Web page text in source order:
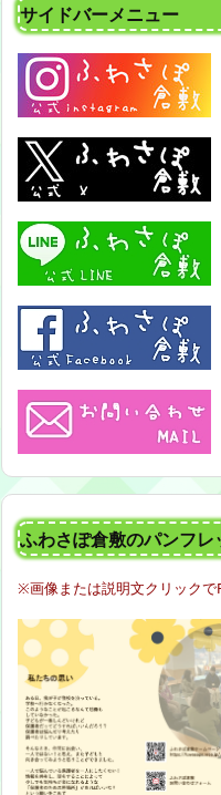
サイドバーメニュー
ふわさぽ倉敷のパンフレ
※画像または説明文クリックで